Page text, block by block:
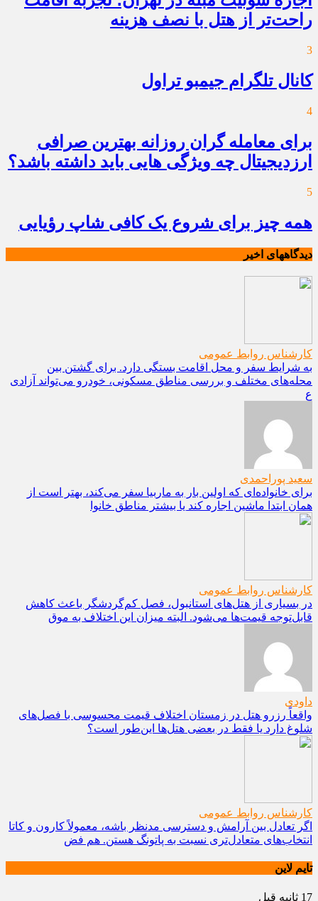
راحت‌تر از هتل با نصف هزینه
3
کانال تلگرام جیمبو تراول
4
برای معامله گران روزانه بهترین صرافی
ارزدیجیتال چه ویژگی هایی باید داشته باشد؟
5
همه چیز برای شروع یک کافی شاپ رؤیایی
دیدگاههای اخیر
کارشناس روابط عمومی
به شرایط سفر و محل اقامت بستگی دارد. برای گشتن بین
محله‌های مختلف و بررسی مناطق مسکونی، خودرو می‌تواند آزادی
ع
سعید پوراحمدی
برای خانواده‌ای که اولین بار به ماربیا سفر می‌کند، بهتر است از
همان ابتدا ماشین اجاره کند یا بیشتر مناطق خانوا
کارشناس روابط عمومی
در بسیاری از هتل‌های استانبول، فصل کم‌گردشگر باعث کاهش
قابل‌توجه قیمت‌ها می‌شود. البته میزان این اختلاف به موق
داودی
واقعاً رزرو هتل در زمستان اختلاف قیمت محسوسی با فصل‌های
شلوغ دارد یا فقط در بعضی هتل‌ها این‌طور است؟
کارشناس روابط عمومی
اگر تعادل بین آرامش و دسترسی مدنظر باشه، معمولاً کارون و کاتا
انتخاب‌های متعادل‌تری نسبت به پاتونگ هستن. هم فض
تایم لاین
17 ثانیه قبل